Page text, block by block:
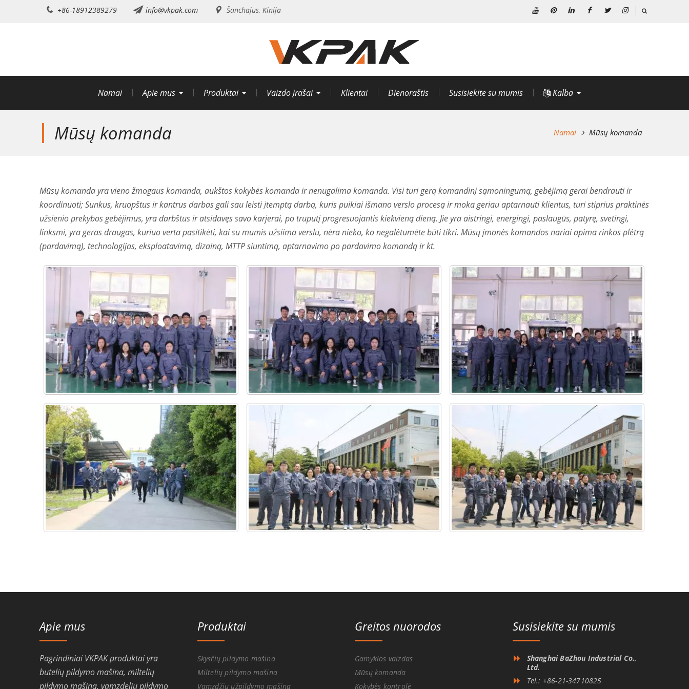
+86-18912389279 info@vkpak.com Šanchajus, Kinija
Namai Apie mus Produktai Vaizdo įrašai Klientai Dienoraštis Susisiekite su mumis Kalba
Mūsų komanda Namai Mūsų komanda
Mūsų komanda yra vieno žmogaus komanda, aukštos kokybės komanda ir nenugalima komanda. Visi turi gerą komandinį sąmoningumą, gebėjimą gerai bendrauti ir
koordinuoti; Sunkus, kruopštus ir kantrus darbas gali sau leisti įtemptą darbą, kuris puikiai išmano verslo procesą ir moka geriau aptarnauti klientus, turi stiprius praktinės
užsienio prekybos gebėjimus, yra darbštus ir atsidavęs savo karjerai, po truputį progresuojantis kiekvieną dieną. Jie yra aistringi, energingi, paslaugūs, patyrę, svetingi,
linksmi, yra geras draugas, kuriuo verta pasitikėti, kai su mumis užsiima verslu, nėra nieko, ko negalėtumėte būti tikri. Mūsų įmonės komandos nariai apima rinkos plėtrą
(pardavimą), technologijas, eksploatavimą, dizainą, MTTP siuntimą, aptarnavimo po pardavimo komandą ir kt.
Apie mus
Pagrindiniai VKPAK produktai yra
butelių pildymo mašina, miltelių
pildymo mašina, vamzdelių pildymo
Produktai
Skysčių pildymo mašina
Miltelių pildymo mašina
Vamzdžių užpildymo mašina
Greitos nuorodos
Gamyklos vaizdas
Mūsų komanda
Kokybės kontrolė
Susisiekite su mumis
Shanghai BaZhou Industrial Co.,
Ltd.
Tel.: +86-21-34710825